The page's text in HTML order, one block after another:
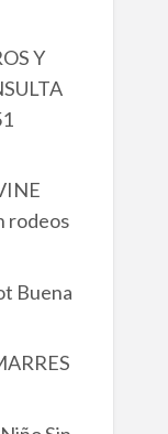
Y
rodeos
Buena